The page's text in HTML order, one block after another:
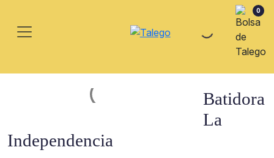
0
Batidora
La
Independencia